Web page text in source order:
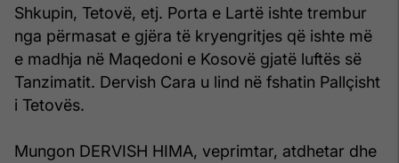
Shkupin, Tetovë, etj. Porta e Lartë ishte trembur
nga përmasat e gjëra të kryengritjes që ishte më
e madhja në Maqedoni e Kosovë gjatë luftës së
Tanzimatit. Dervish Cara u lind në fshatin Pallçisht
i Tetovës.
Mungon DERVISH HIMA, veprimtar, atdhetar dhe